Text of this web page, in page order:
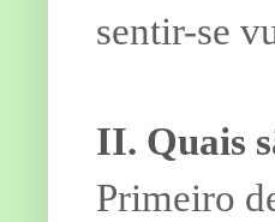
sentir-se
II. Quais
Primeiro